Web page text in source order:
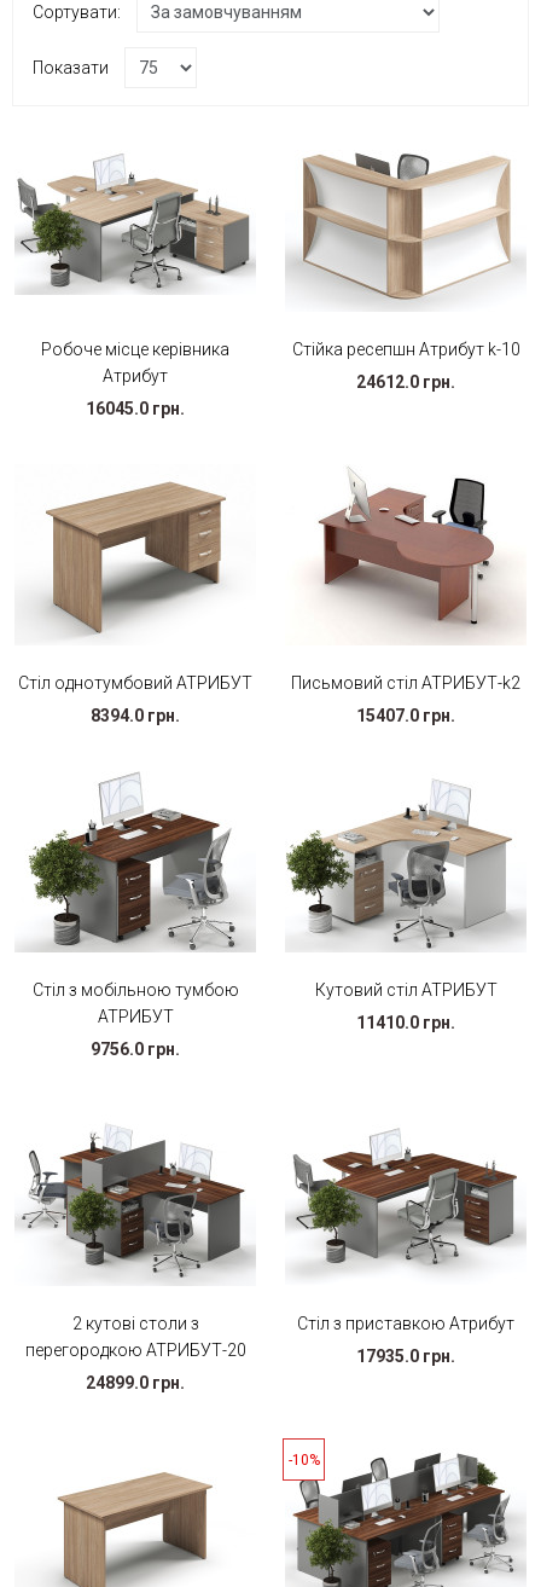
Сортувати:
Показати
Робоче місце керівника
Атрибут
16045.0 грн.
Стійка ресепшн Атрибут k-10
24612.0 грн.
Стіл однотумбовий АТРИБУТ
8394.0 грн.
Письмовий стіл АТРИБУТ-k2
15407.0 грн.
Стіл з мобільною тумбою
АТРИБУТ
9756.0 грн.
Кутовий стіл АТРИБУТ
11410.0 грн.
2 кутові столи з
перегородкою АТРИБУТ-20
24899.0 грн.
Стіл з приставкою Атрибут
17935.0 грн.
-10%